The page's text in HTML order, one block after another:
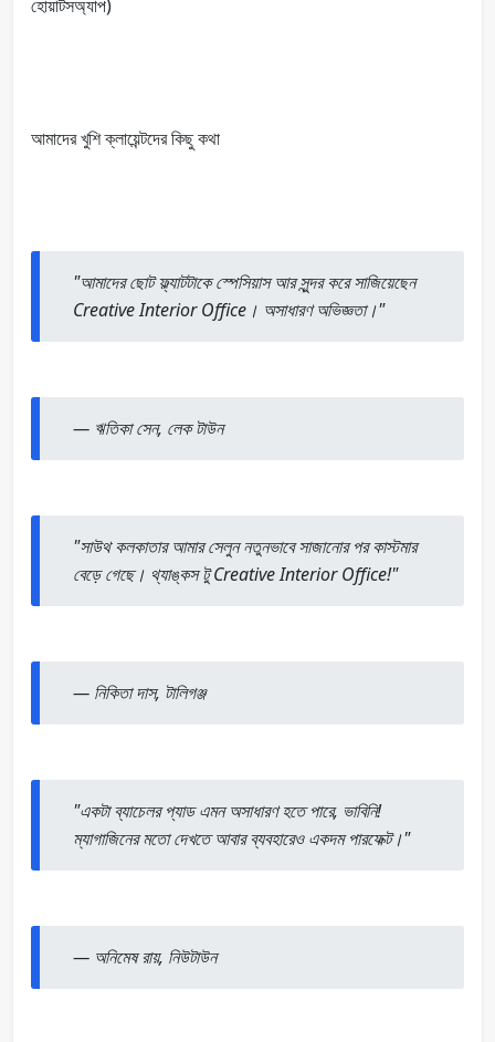
হোয়াটসঅ্যাপ)
আমাদের খুশি ক্লায়েন্টদের কিছু কথা
"আমাদের ছোট ফ্ল্যাটটাকে স্পেসিয়াস আর সুন্দর করে সাজিয়েছেন
Creative Interior Office। অসাধারণ অভিজ্ঞতা।"
— ঋতিকা সেন, লেক টাউন
"সাউথ কলকাতার আমার সেলুন নতুনভাবে সাজানোর পর কাস্টমার
বেড়ে গেছে। থ্যাঙ্কস টু Creative Interior Office!"
— নিকিতা দাস, টালিগঞ্জ
"একটা ব্যাচেলর প্যাড এমন অসাধারণ হতে পারে, ভাবিনি!
ম্যাগাজিনের মতো দেখতে আবার ব্যবহারেও একদম পারফেক্ট।"
— অনিমেষ রায়, নিউটাউন